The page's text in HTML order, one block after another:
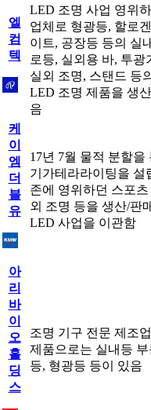
엘
컴
텍
LED 조명 사업 영위
업체로 형광등, 할로
이트, 공장등 등의 실
로등, 실외용 바, 투광
실외 조명, 스탠드 등
LED 조명 제품을 생
음
케
이
엠
더
블
유
17년 7월 물적 분할을
기가테라라이팅을 설
존에 영위하던 스포츠
외 조명 등을 생산/판
LED 사업을 이관함
아
리
바
이
오
홀
딩
스
조명 기구 전문 제조
제품으로는 실내등
등, 형광등 등이 있음